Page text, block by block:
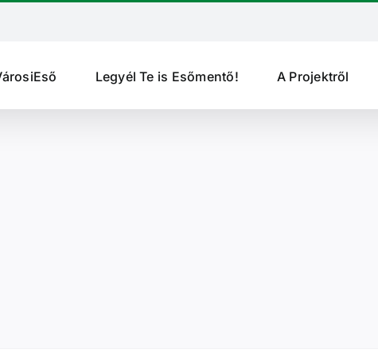
Legyél Te is Esőmentő! A Projektről